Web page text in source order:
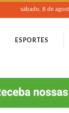
sábado, 8 de
ESPORTES